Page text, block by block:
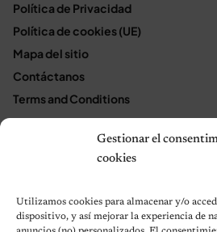
Gestionar el
cookies
Utilizamos cookies para almacenar y/o
dispositivo, y así mejorar la experiencia de
Política de Privacidad
Política de cookies (UE)
Mapa del sitio
Contáctanos
Terms and Conditions
© 2026 Notas de